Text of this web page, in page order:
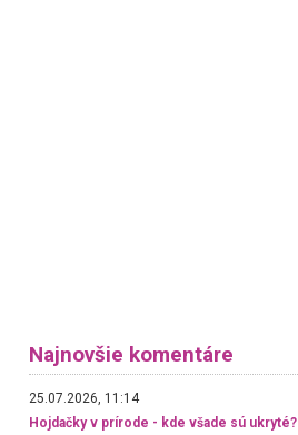
Najnovšie komentáre
25.07.2026, 11:14
Hojdačky v prírode - kde všade sú ukryté?